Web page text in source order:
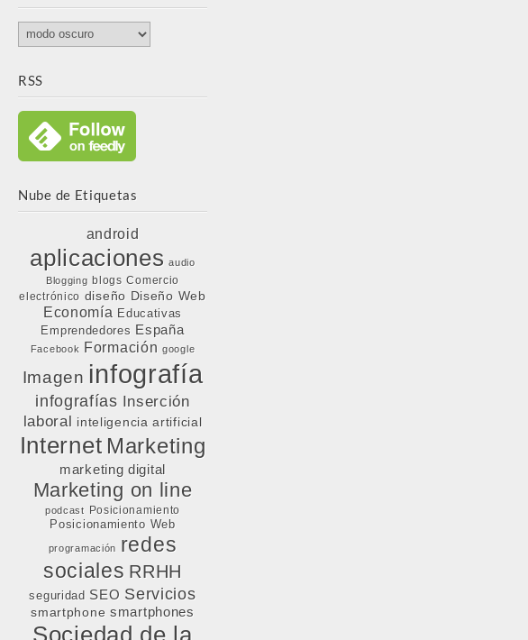
Blogs
Indexados
RSS
Nube de Etiquetas
android
aplicaciones audio
Blogging blogs Comercio
electrónico diseño Diseño Web
Economía Educativas
Emprendedores España
Facebook Formación google
Imagen infografía
infografías Inserción
laboral inteligencia artificial
Internet Marketing
marketing digital
Marketing on line
podcast
Posicionamiento
Posicionamiento Web
programación redes
sociales RRHH
seguridad SEO Servicios
smartphone smartphones
Sociedad de la